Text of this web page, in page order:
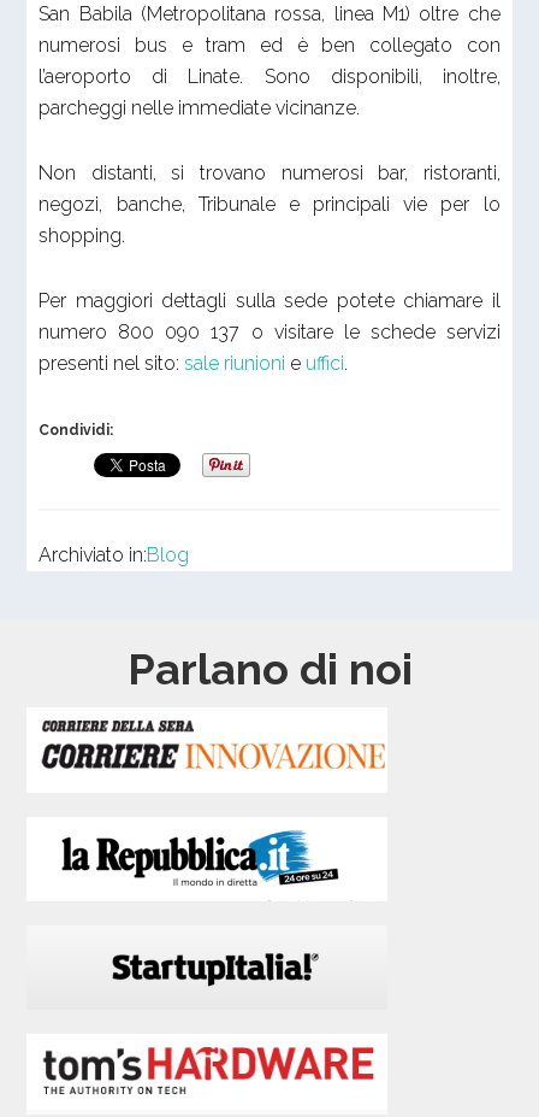
San Babila (Metropolitana rossa, linea M1) oltre che
numerosi bus e tram ed è ben collegato con
l’aeroporto di Linate. Sono disponibili, inoltre,
parcheggi nelle immediate vicinanze.
Non distanti, si trovano numerosi bar, ristoranti,
negozi, banche, Tribunale e principali vie per lo
shopping.
Per maggiori dettagli sulla sede potete chiamare il
numero 800 090 137 o visitare le schede servizi
presenti nel sito:sale riunioni e uffici.
Condividi:
Archiviato in:Blog
Parlano di noi